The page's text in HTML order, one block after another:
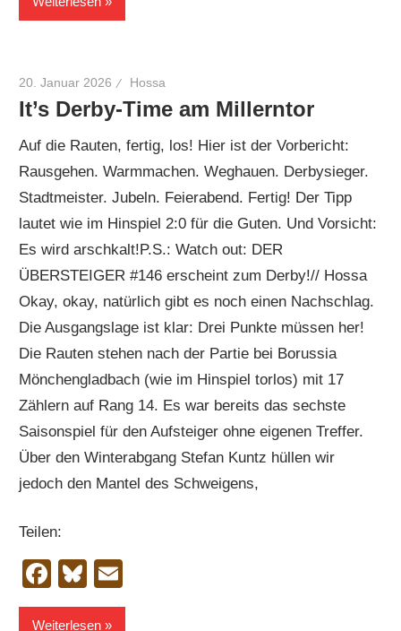
20. Januar 2026 Hossa
It’s Derby-Time am Millerntor
Auf die Rauten, fertig, los! Hier ist der Vorbericht:
Rausgehen. Warmmachen. Weghauen. Derbysieger.
Stadtmeister. Jubeln. Feierabend. Fertig! Der Tipp
lautet wie im Hinspiel 2:0 für die Guten. Und Vorsicht:
Es wird arschkalt!P.S.: Watch out: DER
ÜBERSTEIGER #146 erscheint zum Derby!// Hossa
Okay, okay, natürlich gibt es noch einen Nachschlag.
Die Ausgangslage ist klar: Drei Punkte müssen her!
Die Rauten stehen nach der Partie bei Borussia
Mönchengladbach (wie im Hinspiel torlos) mit 17
Zählern auf Rang 14. Es war bereits das sechste
Saisonspiel für den Aufsteiger ohne eigenen Treffer.
Über den Winterabgang Stefan Kuntz hüllen wir
jedoch den Mantel des Schweigens,
Teilen:
Facebook
Bluesky
Weiterlesen